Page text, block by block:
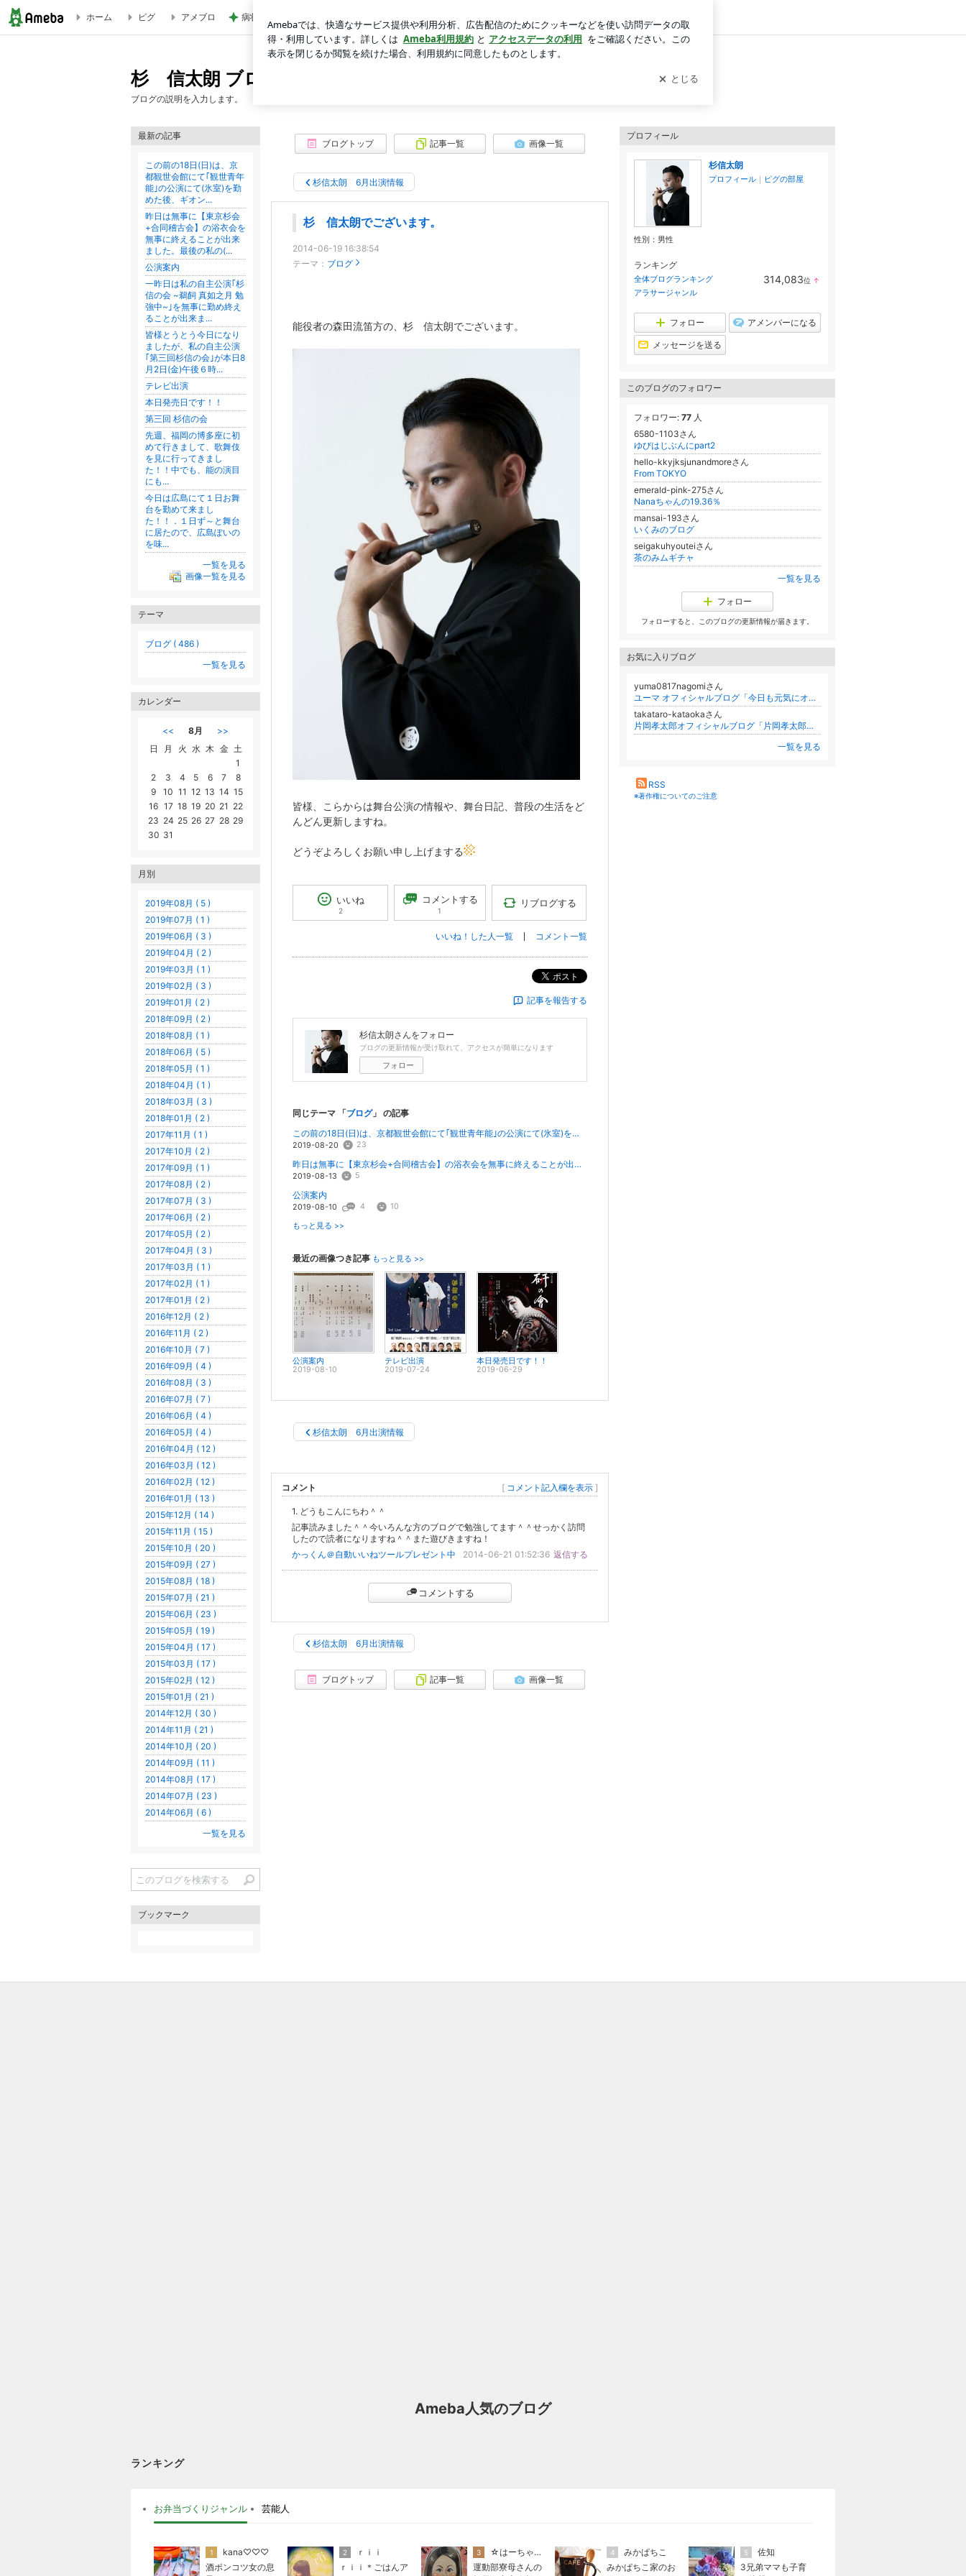
杉 信太朗でございます。 | 杉 信太朗 ブログ【スギシン日記】
ホーム ピグ アメブロ 病状が落ち着き退院予定となった母 ログイン
杉 信太朗 ブログ【スギシン日記】
ブログの説明を入力します。
ブログトップ 記事一覧 画像一覧
杉信太朗 6月出演情報
杉 信太朗でございます。
2014-06-19 16:38:54
テーマ： ブログ
能役者の森田流笛方の、杉 信太朗でございます。
皆様、こらからは舞台公演の情報や、舞台日記、普段の生活をど
んどん更新しますね。
どうぞよろしくお願い申し上げまする
いいね
2
コメントする
1
リブログする
いいね！した人一覧 コメント一覧
ポスト
記事を報告する
杉信太朗さんをフォロー
ブログの更新情報が受け取れて、アクセスが簡単になります
フォロー
同じテーマ 「ブログ」 の記事
この前の18日(日)は、京都観世会館にて｢観世青年能｣の公演にて(氷室)を勤めた後、ギオン...
2019-08-20 23
昨日は無事に【東京杉会+合同稽古会】の浴衣会を無事に終えることが出来ました。最後の私の(...
2019-08-13 5
公演案内
2019-08-10 4 10
もっと見る >>
最近の画像つき記事 もっと見る >>
公演案内
2019-08-10
テレビ出演
2019-07-24
本日発売日です！！
2019-06-29
杉信太朗 6月出演情報
[ コメント記入欄を表示 ]
コメント
1. どうもこんにちわ＾＾
記事読みました＾＾今いろんな方のブログで勉強してます＾＾せっかく訪問
したので読者になりますね＾＾また遊びきますね！
かっくん＠自動いいねツールプレゼント中
2014-06-21 01:52:36 返信する
コメントする
杉信太朗 6月出演情報
ブログトップ 記事一覧 画像一覧
プロフィール
杉信太朗
プロフィール ｜ ピグの部屋
性別： 男性
ランキング
全体ブログランキング 314,083位 ↑
アラサージャンル
フォロー アメンバーになる
メッセージを送る
このブログのフォロワー
フォロワー: 77 人
6580-1103さん
ゆびはじぶんにpart2
hello-kkyjksjunandmoreさん
From TOKYO
emerald-pink-275さん
Nanaちゃんの19.36％
mansai-193さん
いくみのブログ
seigakuhyouteiさん
茶のみムギチャ
一覧を見る
フォロー
フォローすると、このブログの更新情報が届きます。
お気に入りブログ
yuma0817nagomiさん
ユーマ オフィシャルブログ「今日も元気にオッゲィ～！！」Powered by Ameba
takataro-kataokaさん
片岡孝太郎オフィシャルブログ「片岡孝太郎の 話すことあり 聞くことあり」Powered by Ameba
一覧を見る
RSS
※著作権についてのご注意
最新の記事
この前の18日(日)は、京
都観世会館にて｢観世青年
能｣の公演にて(氷室)を勤
めた後、ギオン...
昨日は無事に【東京杉会
+合同稽古会】の浴衣会を
無事に終えることが出来
ました。最後の私の(...
公演案内
一昨日は私の自主公演｢杉
信の会 ~鵜飼 真如之月 勉
強中~｣を無事に勤め終え
ることが出来ま...
皆様とうとう今日になり
ましたが、私の自主公演
｢第三回杉信の会｣が本日8
月2日(金)午後６時...
テレビ出演
本日発売日です！！
第三回 杉信の会
先週、福岡の博多座に初
めて行きまして、歌舞伎
を見に行ってきまし
た！！中でも、能の演目
にも...
今日は広島にて１日お舞
台を勤めて来まし
た！！．１日ず～と舞台
に居たので、広島ぽいの
を味...
一覧を見る
画像一覧を見る
テーマ
ブログ ( 486 )
一覧を見る
カレンダー
<< 8月
>>
日
月 火 水 木 金 土
1
2
3 4 5 6 7
8
9
10 11 12 13 14 15
16 17 18 19 20 21 22
23 24 25 26 27 28 29
30 31
月別
2019年08月 ( 5 )
2019年07月 ( 1 )
2019年06月 ( 3 )
2019年04月 ( 2 )
2019年03月 ( 1 )
2019年02月 ( 3 )
2019年01月 ( 2 )
2018年09月 ( 2 )
2018年08月 ( 1 )
2018年06月 ( 5 )
2018年05月 ( 1 )
2018年04月 ( 1 )
2018年03月 ( 3 )
2018年01月 ( 2 )
2017年11月 ( 1 )
2017年10月 ( 2 )
2017年09月 ( 1 )
2017年08月 ( 2 )
2017年07月 ( 3 )
2017年06月 ( 2 )
2017年05月 ( 2 )
2017年04月 ( 3 )
2017年03月 ( 1 )
2017年02月 ( 1 )
2017年01月 ( 2 )
2016年12月 ( 2 )
2016年11月 ( 2 )
2016年10月 ( 7 )
2016年09月 ( 4 )
2016年08月 ( 3 )
2016年07月 ( 7 )
2016年06月 ( 4 )
2016年05月 ( 4 )
2016年04月 ( 12 )
2016年03月 ( 12 )
2016年02月 ( 12 )
2016年01月 ( 13 )
2015年12月 ( 14 )
2015年11月 ( 15 )
2015年10月 ( 20 )
2015年09月 ( 27 )
2015年08月 ( 18 )
2015年07月 ( 21 )
2015年06月 ( 23 )
2015年05月 ( 19 )
2015年04月 ( 17 )
2015年03月 ( 17 )
2015年02月 ( 12 )
2015年01月 ( 21 )
2014年12月 ( 30 )
2014年11月 ( 21 )
2014年10月 ( 20 )
2014年09月 ( 11 )
2014年08月 ( 17 )
2014年07月 ( 23 )
2014年06月 ( 6 )
一覧を見る
ブックマーク
Ameba人気のブログ
ランキング
お弁当づくりジャンル 芸能人
1
kana♡♡♡
酒ポンコツ女の息
2
ｒｉｉ
ｒｉｉ＊ごはんア
3
☆はーちゃん☆
運動部寮母さんの
4
みかぱちこ
みかぱちこ家のお
5
佐知
3兄弟ママも子育